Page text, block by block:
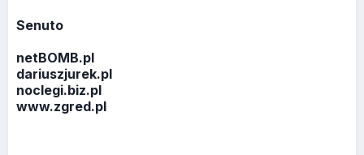
Senuto
netBOMB.pl
dariuszjurek.pl
noclegi.biz.pl
www.zgred.pl